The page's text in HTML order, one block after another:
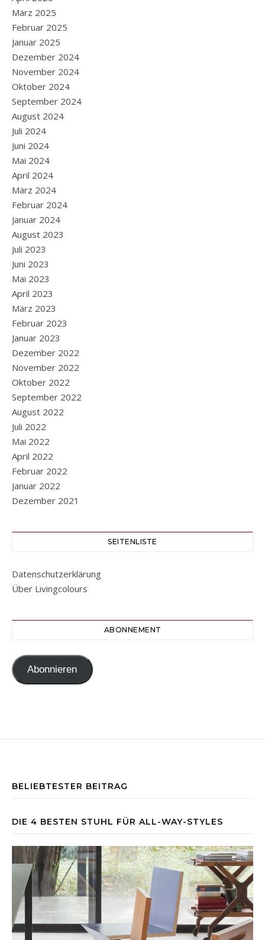
März 2025
Februar 2025
Januar 2025
Dezember 2024
November 2024
Oktober 2024
September 2024
August 2024
Juli 2024
Juni 2024
Mai 2024
April 2024
März 2024
Februar 2024
Januar 2024
August 2023
Juli 2023
Juni 2023
Mai 2023
April 2023
März 2023
Februar 2023
Januar 2023
Dezember 2022
November 2022
Oktober 2022
September 2022
August 2022
Juli 2022
Mai 2022
April 2022
Februar 2022
Januar 2022
Dezember 2021
SEITENLISTE
Datenschutzerklärung
Über Livingcolours
ABONNEMENT
Abonnieren
BELIEBTESTER BEITRAG
DIE 4 BESTEN STUHL FÜR ALL-WAY-STYLES